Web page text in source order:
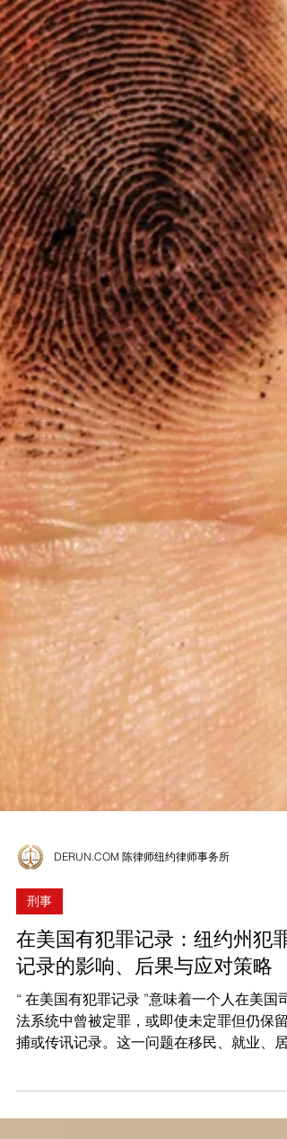
刑事
在美国有犯罪记录：纽约州犯罪
记录的影响、后果与应对策略
“ 在美国有犯罪记录 ”意味着一个人在美国司